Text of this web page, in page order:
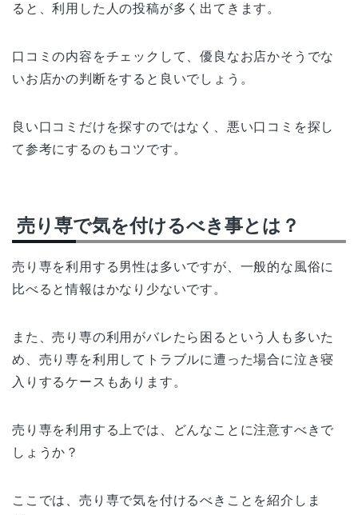
ると、利用した人の投稿が多く出てきます。
口コミの内容をチェックして、優良なお店かそうでな
いお店かの判断をすると良いでしょう。
良い口コミだけを探すのではなく、悪い口コミを探し
て参考にするのもコツです。
売り専で気を付けるべき事とは？
売り専を利用する男性は多いですが、一般的な風俗に
比べると情報はかなり少ないです。
また、売り専の利用がバレたら困るという人も多いた
め、売り専を利用してトラブルに遭った場合に泣き寝
入りするケースもあります。
売り専を利用する上では、どんなことに注意すべきで
しょうか？
ここでは、売り専で気を付けるべきことを紹介しま